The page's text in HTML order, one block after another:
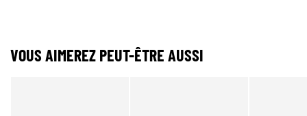
VOUS AIMEREZ PEUT-ÊTRE AUSSI